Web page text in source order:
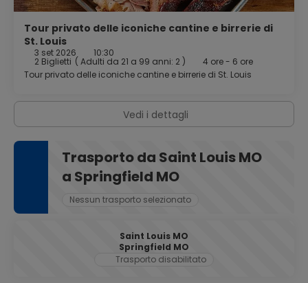
Tour privato delle iconiche cantine e birrerie di
St. Louis
3 set 2026 10:30
2 Biglietti ( Adulti da 21 a 99 anni: 2 )
4 ore - 6 ore
Tour privato delle iconiche cantine e birrerie di St. Louis
Vedi i dettagli
Trasporto da Saint Louis MO
a Springfield MO
Nessun trasporto selezionato
Saint Louis MO
Springfield MO
Trasporto disabilitato